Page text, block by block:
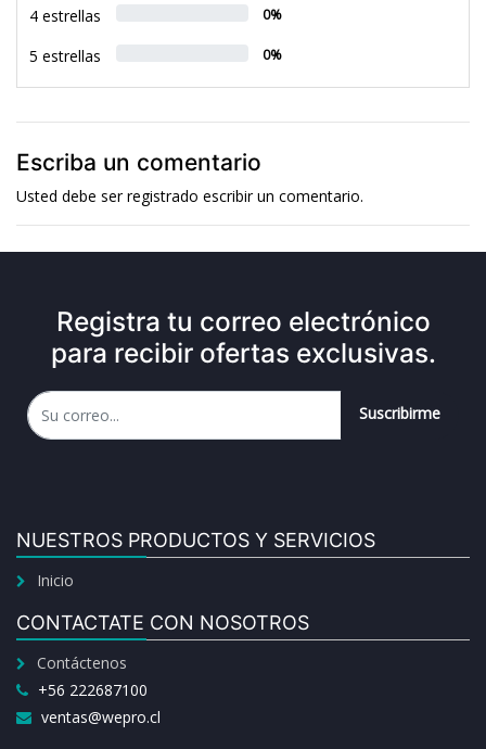
4 estrellas 0%
5 estrellas 0%
Escriba un comentario
Usted debe serregistrado escribir un comentario.
Registra tu correo electrónico
para recibir ofertas exclusivas.
Suscribirme
NUESTROS PRODUCTOS Y SERVICIOS
Inicio
CONTACTATE CON NOSOTROS
Contáctenos
+56 222687100
ventas@wepro.cl